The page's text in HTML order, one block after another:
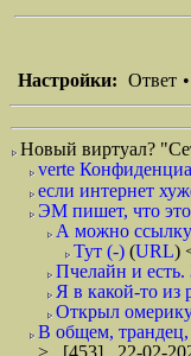
Настройки: Ответ •
Новый виртуал?
verte
если интернет
ЭМ пишет, что
А можно
Тут (-) (URL)
Пчелайн и
Я в какой-то из
Открыл
В общем, трандец,
> [453] 22-02-